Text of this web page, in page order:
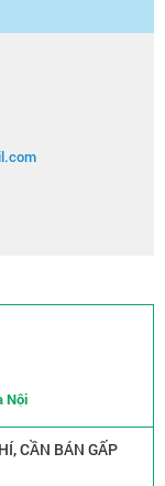
Nội
CẦN BÁN GẤP
2 MẶT THOÁNG